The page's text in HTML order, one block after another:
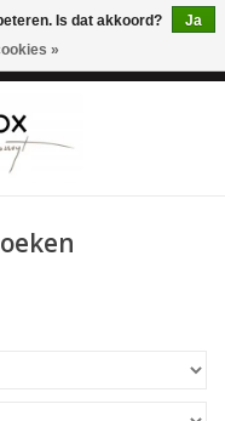
Is dat akkoord?
Ja
»
& KUNST – GRATIS